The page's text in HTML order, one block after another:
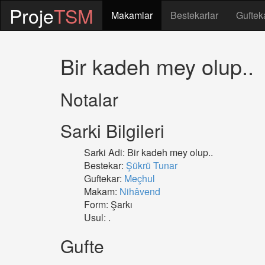
ProjeTSM Makamlar Bestekarlar
Bir kadeh mey olup..
Notalar
Sarki Bilgileri
Sarki Adi: Bir kadeh mey olup..
Bestekar: Şükrü Tunar
Guftekar: Meçhul
Makam: Nihâvend
Form: Şarkı
Usul: .
Gufte